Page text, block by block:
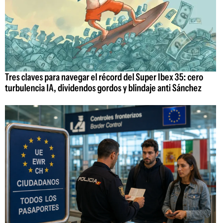
Tres claves para navegar el récord del Super Ibex 35: cero
turbulencia IA, dividendos gordos y blindaje anti Sánchez